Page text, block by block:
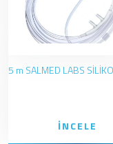
İNCELE